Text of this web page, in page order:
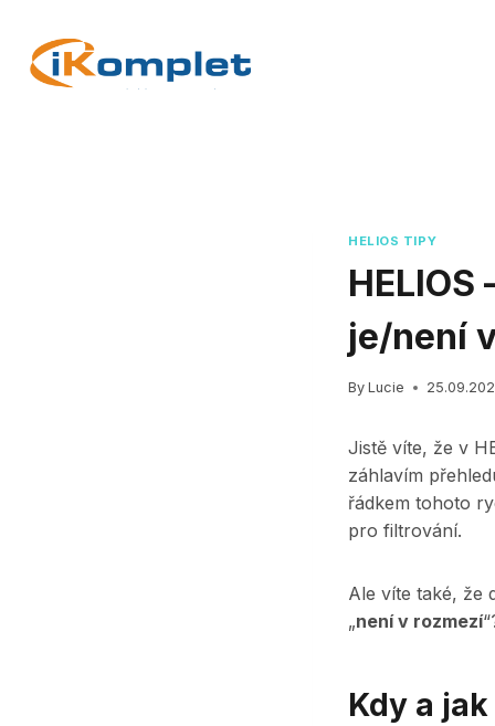
content
HELIOS TIPY
je/není
By Lucie
Jistě víte, že v
záhlavím
řádkem tohoto
pro filtrování.
Ale víte také, že
„není v rozmezí
Kdy a